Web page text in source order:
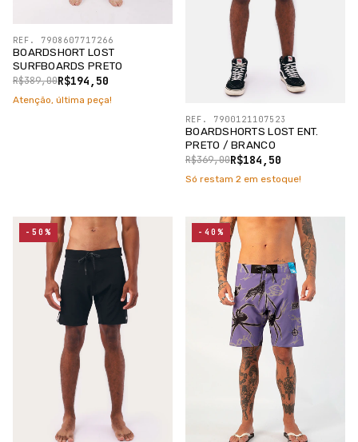
BOARDSHORT LOST
SURFBOARDS PRETO
R$194,50
R$389,00
REF. 7908607717266
Atenção, última peça!
BOARDSHORTS LOST ENT.
PRETO / BRANCO
R$184,50
R$369,00
REF. 7900121107523
Só restam 2 em estoque!
-50% -40%